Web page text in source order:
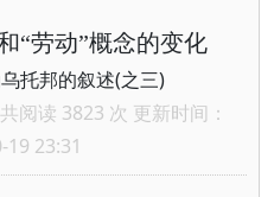
“劳动”概念的变化
托邦的叙述(之三)
阅读 3823 次 更新时间：
19 23:31